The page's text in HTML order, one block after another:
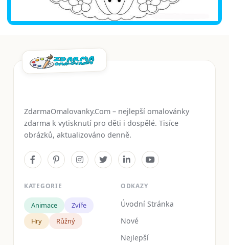
ZdarmaOmalovanky.Com – nejlepší omalovánky
zdarma k vytisknutí pro děti i dospělé. Tisíce
obrázků, aktualizováno denně.
KATEGORIE
Animace
Zvíře
Hry
Růžný
ODKAZY
Úvodní Stránka
Nové
Nejlepší